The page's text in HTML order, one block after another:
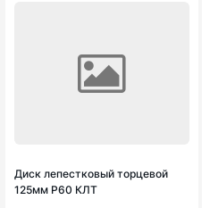
Диск лепестковый торцевой
125мм Р60 КЛТ